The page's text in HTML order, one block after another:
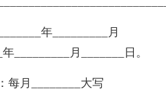
年_________月
_________月_______日。
月________大写